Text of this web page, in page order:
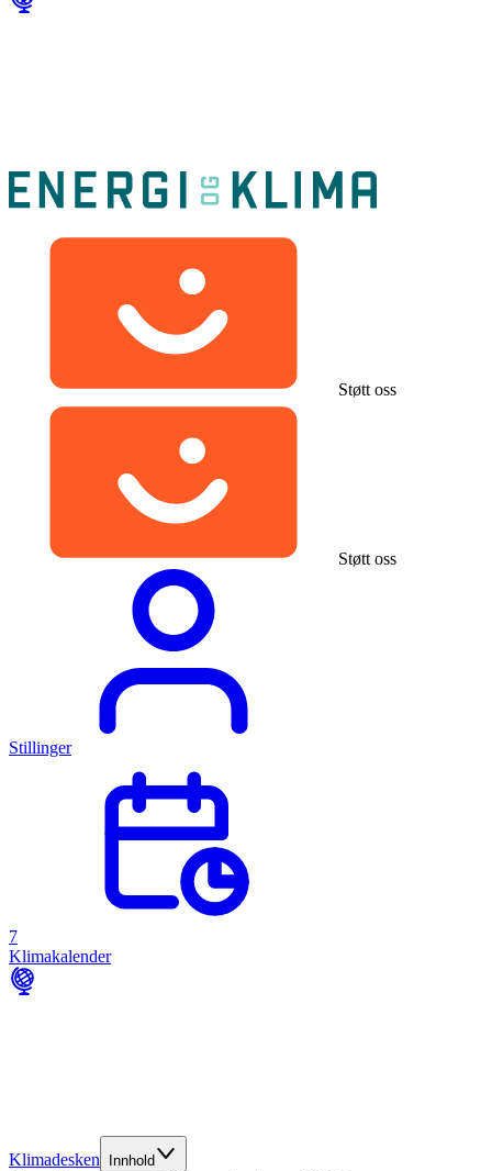
Støtt oss
Støtt oss
Stillinger
7
Klimakalender
Klimadesken Innhold